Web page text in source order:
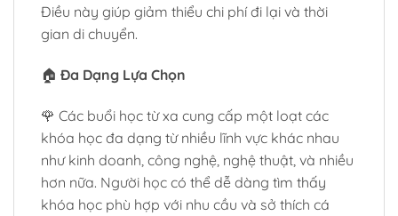
Điều này giúp giảm thiểu chi phí đi lại và thời
gian di chuyển.
🏠 Đa Dạng Lựa Chọn
🌹 Các buổi học từ xa cung cấp một loạt các
khóa học đa dạng từ nhiều lĩnh vực khác nhau
như kinh doanh, công nghệ, nghệ thuật, và nhiều
hơn nữa. Người học có thể dễ dàng tìm thấy
khóa học phù hợp với nhu cầu và sở thích cá